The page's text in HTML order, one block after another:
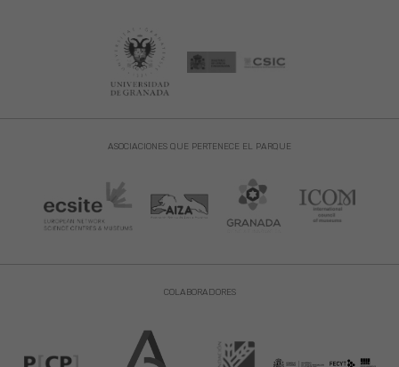
ASOCIACIONES QUE PERTENECE EL PARQUE
COLABORADORES